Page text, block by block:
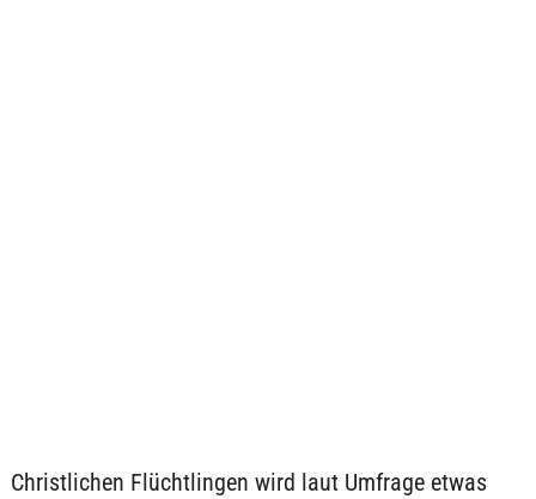
Christlichen Flüchtlingen wird laut Umfrage etwas